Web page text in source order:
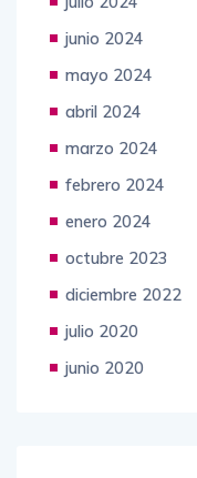
junio 2024
mayo 2024
abril 2024
marzo 2024
febrero 2024
enero 2024
octubre 2023
diciembre 2022
julio 2020
junio 2020